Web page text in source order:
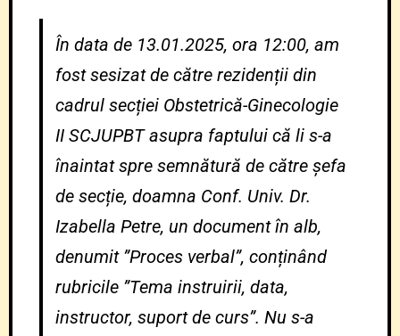
În data de 13.01.2025, ora 12:00, am
fost sesizat de către rezidenții din
cadrul secției Obstetrică-Ginecologie
II SCJUPBT asupra faptului că li s-a
înaintat spre semnătură de către șefa
de secție, doamna Conf. Univ. Dr.
Izabella Petre, un document în alb,
denumit ”Proces verbal”, conținând
rubricile ”Tema instruirii, data,
instructor, suport de curs”. Nu s-a